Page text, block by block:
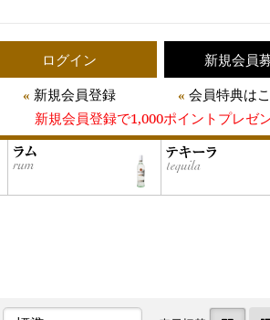
ログイン
新規会員登録
新規会員
会員特典は
新規会員登録で1,000ポイントプレゼ